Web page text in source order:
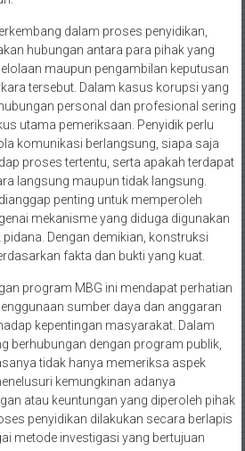
dalam proses penyidikan,
hubungan antara para pihak yang
maupun pengambilan keputusan
tersebut. Dalam kasus korupsi yang
personal dan profesional sering
utama pemeriksaan. Penyidik perlu
komunikasi berlangsung, siapa saja
proses tertentu, serta apakah terdapat
langsung maupun tidak langsung.
penting untuk memperoleh
mekanisme yang diduga digunakan
Dengan demikian, konstruksi
fakta dan bukti yang kuat.
program MBG ini mendapat perhatian
sumber daya dan anggaran
kepentingan masyarakat. Dalam
berhubungan dengan program publik,
tidak hanya memeriksa aspek
kemungkinan adanya
atau keuntungan yang diperoleh pihak
penyidikan dilakukan secara berlapis
metode investigasi yang bertujuan